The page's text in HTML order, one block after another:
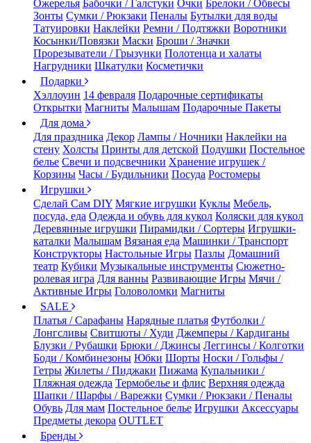
Ожерелья Бабочки / Галстуки Очки Брелоки / Обвесы
Зонты Сумки / Рюкзаки Пеналы Бутылки для воды
Татуировки Наклейки Ремни / Подтяжки Воротники
Косынки/Повязки Маски Броши / Значки
Прорезыватели / Грызунки Полотенца и халаты
Нагрудники Шкатулки Косметички
Подарки
Хэллоуин 14 февраля Подарочные сертификаты
Открытки Магниты Малышам Подарочные Пакеты
Для дома
Для праздника Декор Лампы / Ночники Наклейки на
стену Холсты Принты для детской Подушки Постельное
белье Свечи и подсвечники Хранение игрушек /
Корзины Часы / Будильники Посуда Ростомеры
Игрушки
Сделай Сам DIY Мягкие игрушки Куклы Мебель,
посуда, еда Одежда и обувь для кукол Коляски для кукол
Деревянные игрушки Пирамидки / Сортеры Игрушки-
каталки Малышам Вязаная еда Машинки / Транспорт
Конструкторы Настольные Игры Пазлы Домашний
театр Кубики Музыкальные инструменты Сюжетно-
ролевая игра Для ванны Развивающие Игры Мячи /
Активные Игры Головоломки Магниты
SALE
Платья / Сарафаны Нарядные платья Футболки /
Лонгсливы Свитшоты / Худи Джемперы / Кардиганы
Блузки / Рубашки Брюки / Джинсы Леггинсы / Колготки
Боди / Комбинезоны Юбки Шорты Носки / Гольфы /
Гетры Жилеты / Пиджаки Пижама Купальники /
Пляжная одежда Термобелье и флис Верхняя одежда
Шапки / Шарфы / Варежки Сумки / Рюкзаки / Пеналы
Обувь Для мам Постельное белье Игрушки Аксессуары
Предметы декора OUTLET
Бренды